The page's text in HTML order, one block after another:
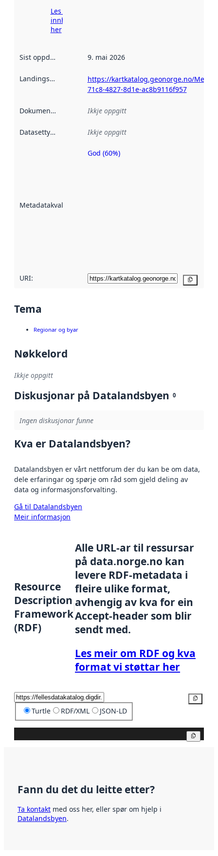
Les meir om
innhenting
her
Sist oppdatert 9. mai 2026
Landingsside
https://kartkatalog.geonorge.no/
71c8-4827-8d1e-ac8b9116f957
Dokumentasjon Ikkje oppgitt
Datasettype Ikkje oppgitt
Metadatakvalitet
Metadatakvalitet
God (60%)
URI:
Tema
Regionar og byar
Nøkkelord
Ikkje oppgitt
Diskusjonar på Datalandsbyen 0
Ingen diskusjonar funne
Kva er Datalandsbyen?
Datalandsbyen er vårt nettforum der du kan be om data,
dele erfaringar og spørje om råd som gjeld deling av
data og informasjonsforvalting.
Gå til Datalandsbyen
Meir informasjon
Resource
Description
Framework
(RDF)
Alle URL-ar til ressursar
på data.norge.no kan
levere RDF-metadata i
fleire ulike format,
avhengig av kva for ein
Accept-header som blir
sendt med.
Les meir om RDF og kva
format vi støttar her
Turtle RDF/XML JSON-LD
Fann du det du leitte etter?
Ta kontakt med oss her, eller spør om hjelp i
Datalandsbyen.